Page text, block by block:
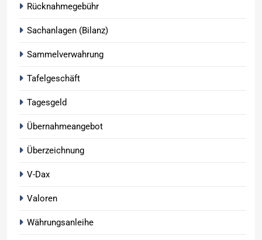
Rücknahmegebühr
Sachanlagen (Bilanz)
Sammelverwahrung
Tafelgeschäft
Tagesgeld
Übernahmeangebot
Überzeichnung
V-Dax
Valoren
Währungsanleihe